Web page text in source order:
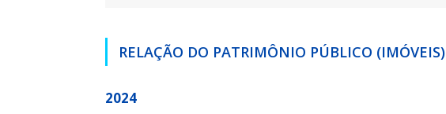
RELAÇÃO DO PATRIMÔNIO PÚBLICO (IMÓVEIS)
2024